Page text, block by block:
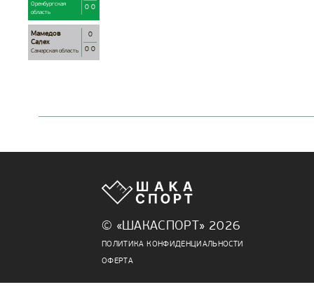
Оренбургская
область
0 0
Мамедов
Салех
Самарская область
0
0 0
© «ШАКАСПОРТ» 2026
ПОЛИТИКА КОНФИДЕНЦИАЛЬНОСТИ
ОФЕРТА